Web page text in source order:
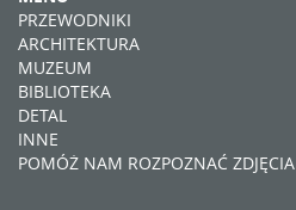
PRZEWODNIKI
ARCHITEKTURA
MUZEUM
BIBLIOTEKA
DETAL
INNE
POMÓŻ NAM ROZPOZNAĆ ZDJĘCIA